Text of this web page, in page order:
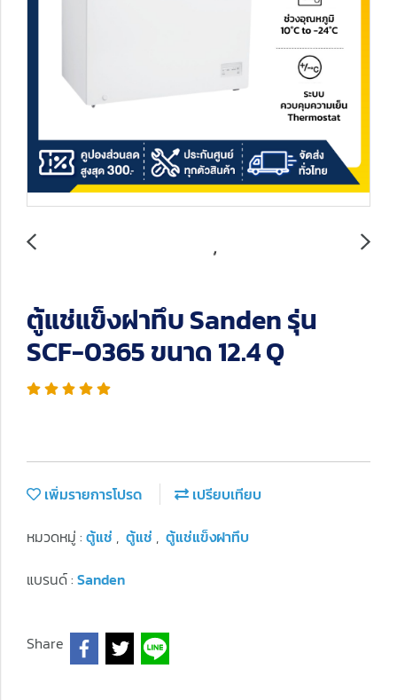
ตู้แช่แข็งฝาทึบ Sanden รุ่น
SCF-0365 ขนาด 12.4 Q
เพิ่มรายการโปรด
เปรียบเทียบ
หมวดหมู่ : ตู้แช่ , ตู้แช่ , ตู้แช่แข็งฝาทึบ
แบรนด์ : Sanden
Share